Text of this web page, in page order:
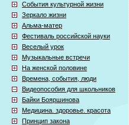
События культурной жизни
Зеркало жизни
Альма-матер
Фестиваль российской науки
Веселый урок
Музыкальные встречи
На женской половине
Времена, события, люди
Видеопособия для школьников
Байки Бояршинова
Медицина. здоровье. красота
Принцип закона